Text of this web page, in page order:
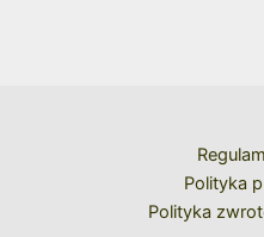
Polityka
Polityka